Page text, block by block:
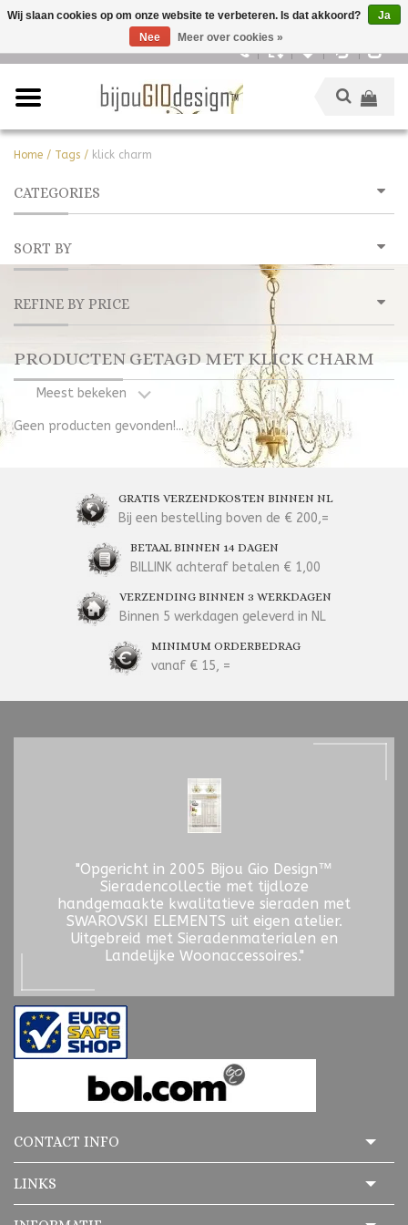
Home / Tags / klick charm
CATEGORIES
SORT BY
REFINE BY PRICE
PRODUCTEN GETAGD MET KLICK CHARM
Meest bekeken
Geen producten gevonden!...
GRATIS VERZENDKOSTEN BINNEN NL
Bij een bestelling boven de € 200,=
BETAAL BINNEN 14 DAGEN
BILLINK achteraf betalen € 1,00
VERZENDING BINNEN 3 WERKDAGEN
Binnen 5 werkdagen geleverd in NL
MINIMUM ORDERBEDRAG
vanaf € 15, =
"Opgericht in 2005 Bijou Gio Design™
Sieradencollectie met tijdloze
handgemaakte kwalitatieve sieraden met
SWAROVSKI ELEMENTS uit eigen atelier.
Uitgebreid met Sieradenmaterialen en
Landelijke Woonaccessoires."
CONTACT INFO
LINKS
Wij slaan cookies op om onze website te verbeteren. Is dat akkoord?
Ja
Nee
Meer over cookies »